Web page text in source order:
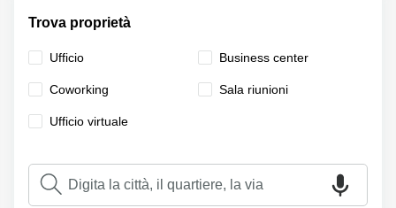
Sala
Riunioni
Ufficio
Virtuale
Bari
Torino
Firenze
Brescia
Torino
Coworking
Palermo
Coworking
Coworking
Napoli
Prezzo
Trova proprietà
Ufficio Business center
Сoworking Sala riunioni
Ufficio virtuale